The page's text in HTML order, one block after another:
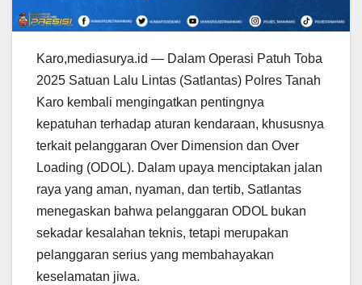
Karo,mediasurya.id — Dalam Operasi Patuh Toba
2025 Satuan Lalu Lintas (Satlantas) Polres Tanah
Karo kembali mengingatkan pentingnya
kepatuhan terhadap aturan kendaraan, khususnya
terkait pelanggaran Over Dimension dan Over
Loading (ODOL). Dalam upaya menciptakan jalan
raya yang aman, nyaman, dan tertib, Satlantas
menegaskan bahwa pelanggaran ODOL bukan
sekadar kesalahan teknis, tetapi merupakan
pelanggaran serius yang membahayakan
keselamatan jiwa.